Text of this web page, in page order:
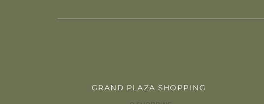
GRAND PLAZA SHOPPING